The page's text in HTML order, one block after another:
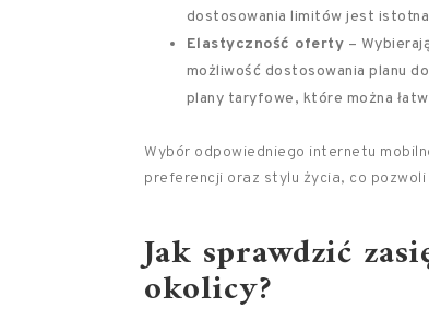
dostosowania limitów jest
Elastyczność oferty –
możliwość dostosowania planu
plany taryfowe, które można
Wybór odpowiedniego internetu
preferencji oraz stylu życia, co
Jak sprawdzić
okolicy?